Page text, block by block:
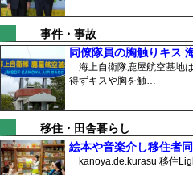
事件・事故
同僚隊員の胸触りキス
海上自衛隊鹿屋航空基地
得ずキスや胸を触…
移住・田舎暮らし
絵本や音楽介し移住者
kanoya.de.kurasu 移住